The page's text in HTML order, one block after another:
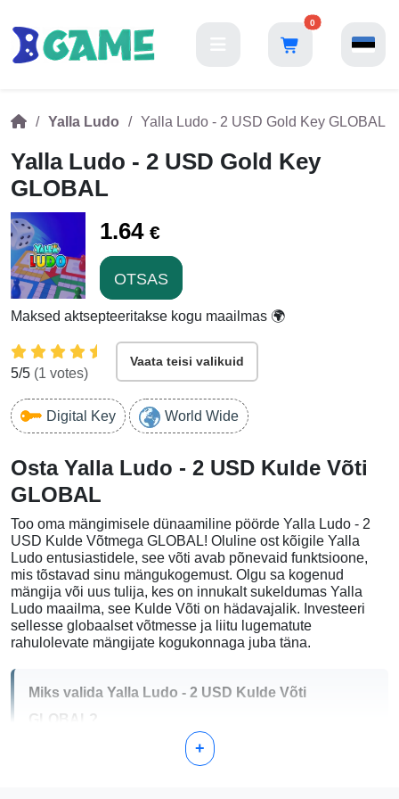
0
Yalla Ludo Yalla Ludo - 2 USD Gold Key GLOBAL
Yalla Ludo - 2 USD Gold Key
GLOBAL
1.64 €
OTSAS
Maksed aktsepteeritakse kogu maailmas 🌍
5/5 (1 votes)
Vaata teisi valikuid
Digital Key World Wide
Osta Yalla Ludo - 2 USD Kulde Võti
GLOBAL
Too oma mängimisele dünaamiline pöörde Yalla Ludo - 2
USD Kulde Võtmega GLOBAL! Oluline ost kõigile Yalla
Ludo entusiastidele, see võti avab põnevaid funktsioone,
mis tõstavad sinu mängukogemust. Olgu sa kogenud
mängija või uus tulija, kes on innukalt sukeldumas Yalla
Ludo maailma, see Kulde Võti on hädavajalik. Investeeri
sellesse globaalset võtmesse ja liitu lugematute
rahulolevate mängijate kogukonnaga juba täna.
Miks valida Yalla Ludo - 2 USD Kulde Võti
GLOBAL?
Parendatud Funktsioonid:
+